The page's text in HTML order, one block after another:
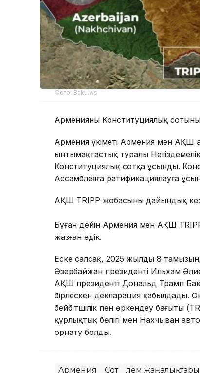
Фото: Baku.ws
Арменияның Конституциялық
Армения үкіметі Армения мен АҚШ
ынтымақтастық туралы Негіздемелік
Конституциялық сотқа ұсынды.
Ассамблеяға ратификациялауға
АҚШ TRIPP жобасының дайындық
Бұған дейін Армения мен АҚШ
жазған едік.
Еске салсақ, 2025 жылдың 8
Әзербайжан президенті Ильхам
АҚШ президенті Дональд Трамп
бірлескен декларация қабылдады.
бейбітшілік пен өркендеу бағыты
құрлықтық бөлігі мен Нахчыван
орнату болды.
Армения Сот Әлем жаңалықтары